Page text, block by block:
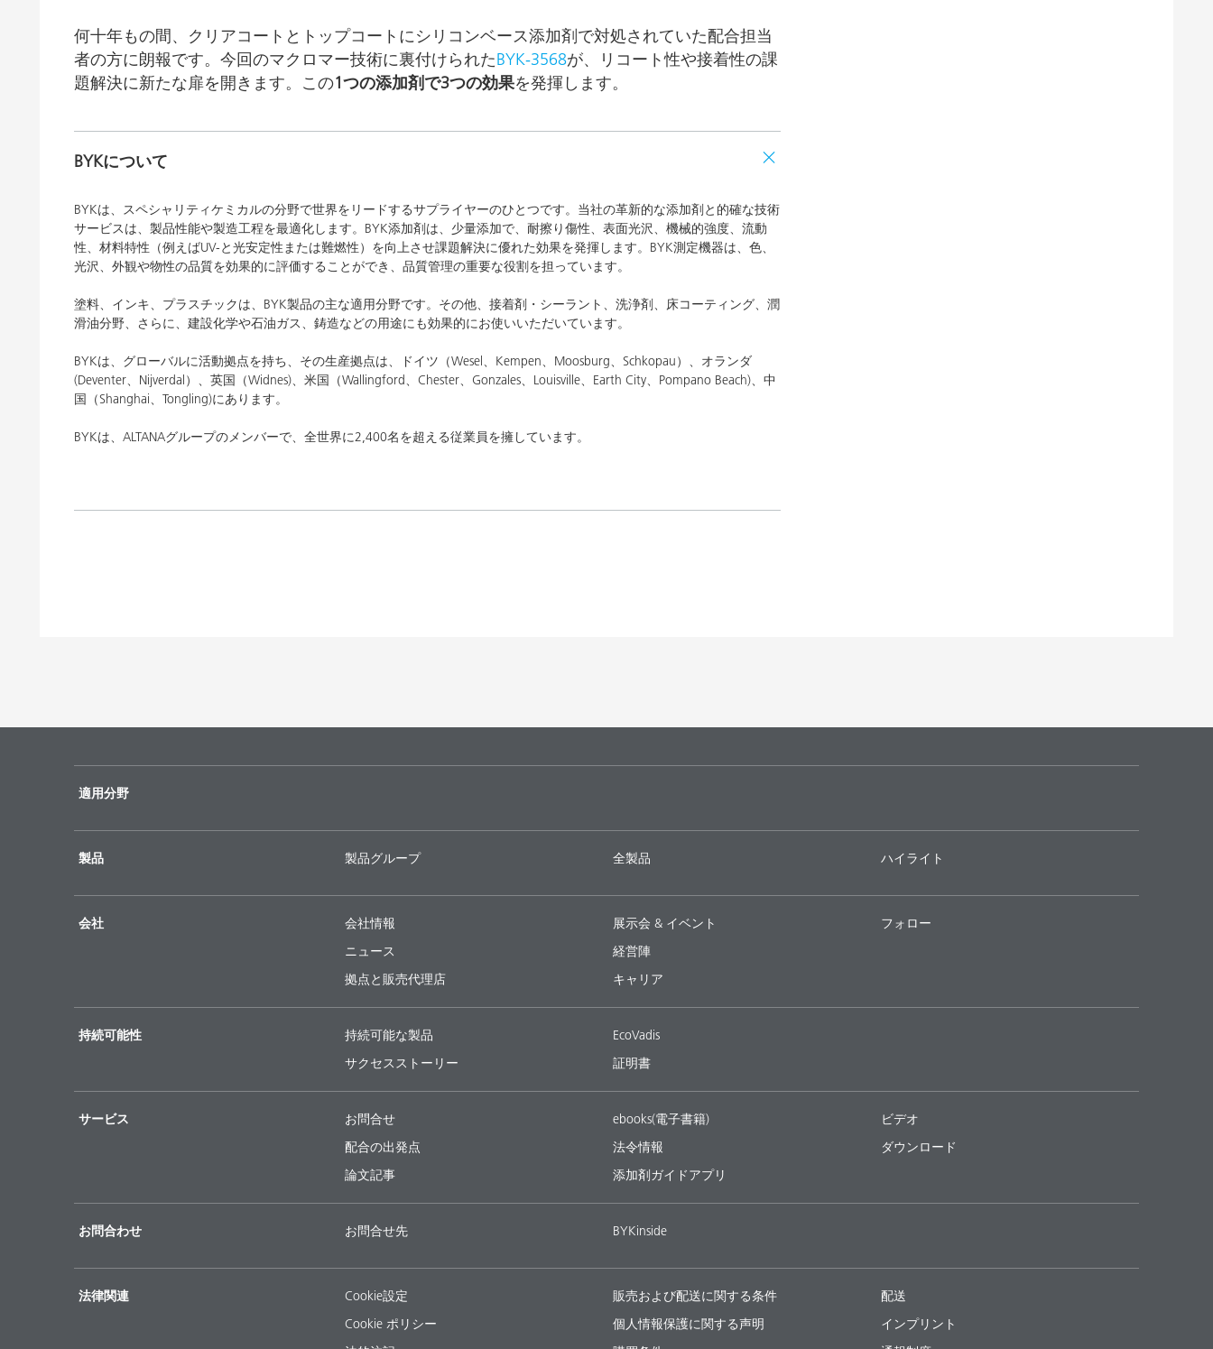
何十年もの間、クリアコートとトップコートにシリコンベース添加剤で対処されていた配合担当
者の方に朗報です。今回のマクロマー技術に裏付けられたBYK-3568が、リコート性や接着性の課
題解決に新たな扉を開きます。この1つの添加剤で3つの効果を発揮します。
BYKについて
BYKは、スペシャリティケミカルの分野で世界をリードするサプライヤーのひとつです。当社の革新的な添加剤と的確な技術
サービスは、製品性能や製造工程を最適化します。BYK添加剤は、少量添加で、耐擦り傷性、表面光沢、機械的強度、流動
性、材料特性（例えばUV-と光安定性または難燃性）を向上させ課題解決に優れた効果を発揮します。BYK測定機器は、色、
光沢、外観や物性の品質を効果的に評価することができ、品質管理の重要な役割を担っています。
塗料、インキ、プラスチックは、BYK製品の主な適用分野です。その他、接着剤・シーラント、洗浄剤、床コーティング、潤
滑油分野、さらに、建設化学や石油ガス、鋳造などの用途にも効果的にお使いいただいています。
BYKは、グローバルに活動拠点を持ち、その生産拠点は、ドイツ（Wesel、Kempen、Moosburg、Schkopau）、オランダ
(Deventer、Nijverdal）、英国（Widnes)、米国（Wallingford、Chester、Gonzales、Louisville、Earth City、Pompano Beach)、中
国（Shanghai、Tongling)にあります。
BYKは、ALTANAグループのメンバーで、全世界に2,400名を超える従業員を擁しています。
適用分野
製品 製品グループ 全製品 ハイライト
会社
会社情報
ニュース
拠点と販売代理店
展示会 & イベント
経営陣
キャリア
フォロー
持続可能性
持続可能な製品
サクセスストーリー
EcoVadis
証明書
サービス
お問合せ
配合の出発点
論文記事
ebooks(電子書籍)
法令情報
添加剤ガイドアプリ
ビデオ
ダウンロード
お問合わせ お問合せ先 BYKinside
法律関連
Cookie設定
Cookie ポリシー
販売および配送に関する条件
個人情報保護に関する声明
配送
インプリント